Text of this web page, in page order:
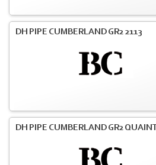
DH PIPE CUMBERLAND GR2 2113
DH PIPE CUMBERLAND GR2 QUAINT